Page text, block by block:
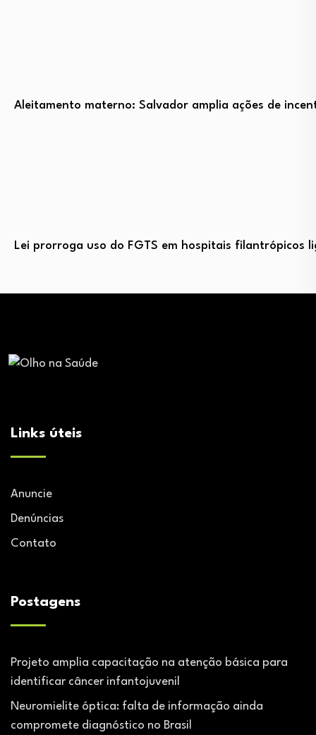
Aleitamento materno: Salvador amplia ações de
Lei prorroga uso do FGTS em hospitais filantrópicos
Links úteis
Anuncie
Denúncias
Contato
Postagens
Projeto amplia capacitação na atenção básica para
identificar câncer infantojuvenil
Neuromielite óptica: falta de informação ainda
compromete diagnóstico no Brasil